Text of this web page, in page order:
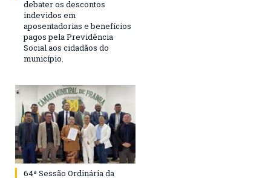
debater os descontos
indevidos em
aposentadorias e benefícios
pagos pela Previdência
Social aos cidadãos do
município.
64ª Sessão Ordinária da